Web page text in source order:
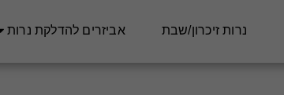
נרות זיכרון/שבת אביזרים להדלקת נרות